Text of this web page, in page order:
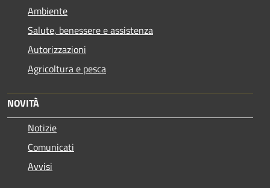
Ambiente
Salute, benessere e assistenza
Autorizzazioni
Agricoltura e pesca
NOVITÀ
Notizie
Comunicati
Avvisi